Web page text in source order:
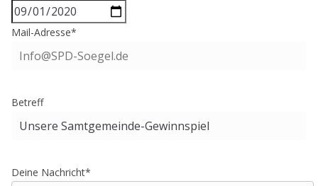
Mail-Adresse*
Betreff
Deine Nachricht*